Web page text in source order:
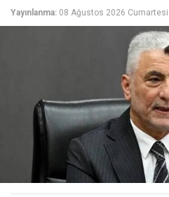
Yayınlanma: 08 Ağustos 2026